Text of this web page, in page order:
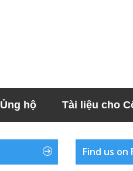
Ủng hộ Tài liệu cho
Find us on